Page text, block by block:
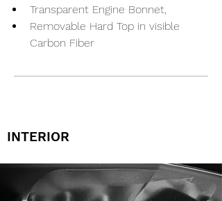
Transparent Engine Bonnet,
Removable Hard Top in visible
Carbon Fiber
INTERIOR